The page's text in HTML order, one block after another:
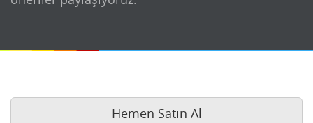
Hemen Satın Al